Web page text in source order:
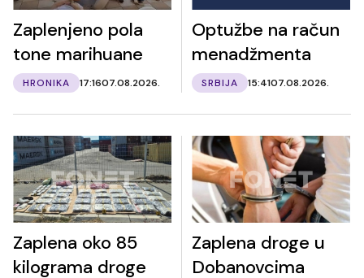
Zaplenjeno pola
tone marihuane
HRONIKA 17:1607.08.2026.
Optužbe na račun
menadžmenta
SRBIJA 15:4107.08.2026.
Zaplena oko 85
kilograma droge
Zaplena droge u
Dobanovcima